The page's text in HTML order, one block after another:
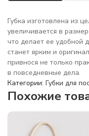
Губка изготовлена из
увеличивается в
что делает ее удобной
станет ярким и
привнося не только
в повседневные дела.
Категории: Губки для
Похожие